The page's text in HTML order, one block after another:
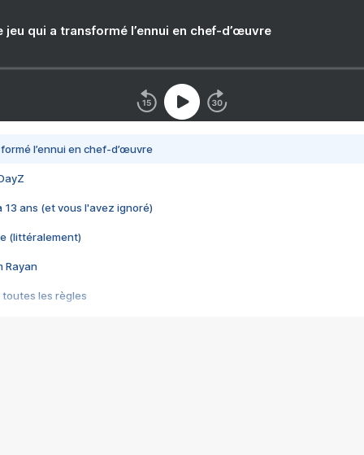
jeu qui a transformé l’ennui en chef-d’œuvre
l’ennui en chef-d’œuvre
13 ans (et vous l'avez ignoré)
(littéralement)
Rayan
toutes les règles